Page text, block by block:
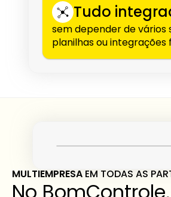
Tudo
sem depender de vários
planilhas ou integrações
MULTIEMPRESA EM TODAS AS